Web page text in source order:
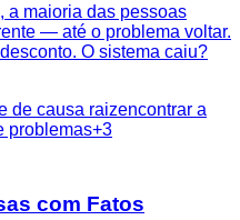
a maioria das pessoas
— até o problema voltar.
O sistema caiu?
de causa raizencontrar a
problemas+3
com Fatos